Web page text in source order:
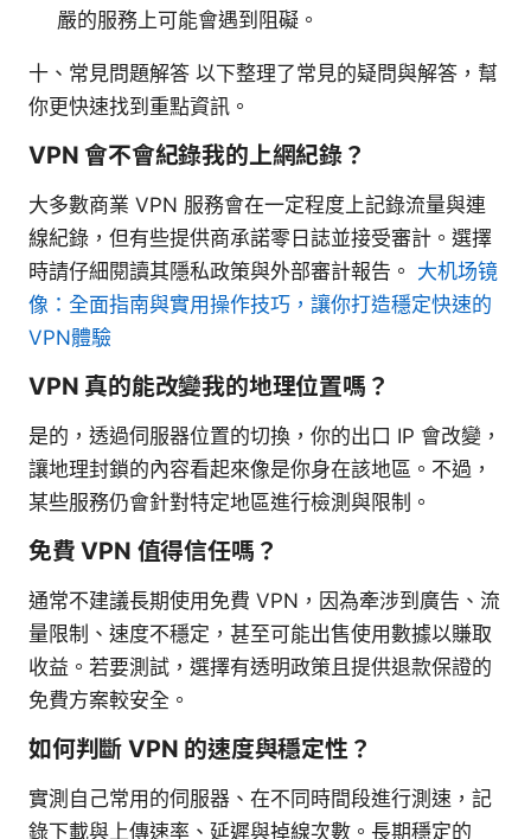
嚴的服務上可能會遇到阻礙。
十、常見問題解答 以下整理了常見的疑問與解答，幫
你更快速找到重點資訊。
VPN 會不會紀錄我的上網紀錄？
大多數商業 VPN 服務會在一定程度上記錄流量與連
線紀錄，但有些提供商承諾零日誌並接受審計。選擇
時請仔細閱讀其隱私政策與外部審計報告。 大机场镜
像：全面指南與實用操作技巧，讓你打造穩定快速的
VPN體驗
VPN 真的能改變我的地理位置嗎？
是的，透過伺服器位置的切換，你的出口 IP 會改變，
讓地理封鎖的內容看起來像是你身在該地區。不過，
某些服務仍會針對特定地區進行檢測與限制。
免費 VPN 值得信任嗎？
通常不建議長期使用免費 VPN，因為牽涉到廣告、流
量限制、速度不穩定，甚至可能出售使用數據以賺取
收益。若要測試，選擇有透明政策且提供退款保證的
免費方案較安全。
如何判斷 VPN 的速度與穩定性？
實測自己常用的伺服器、在不同時間段進行測速，記
錄下載與上傳速率、延遲與掉線次數。長期穩定的